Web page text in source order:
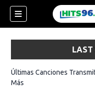
LAST
Últimas Canciones
Más